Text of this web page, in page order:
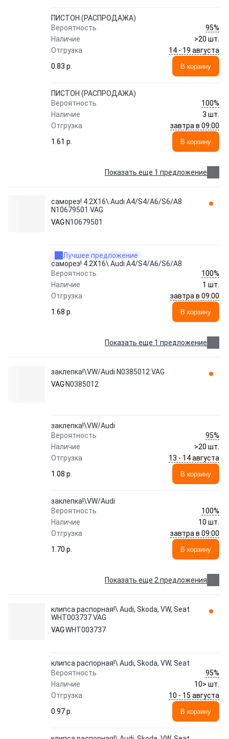
ПИСТОН (РАСПРОДАЖА)
Вероятность
95%
Наличие
>20 шт.
Отгрузка
14 - 19 августа
0.83 p.
В корзину
ПИСТОН (РАСПРОДАЖА)
Вероятность
100%
Наличие
3 шт.
Отгрузка
завтра в 09:00
1.61 p.
В корзину
Показать еще 1 предложение
саморез! 4.2Х16\ Audi A4/S4/A6/S6/A8
N10679501 VAG
VAG N10679501
Лучшее предложение
саморез! 4.2Х16\ Audi A4/S4/A6/S6/A8
Вероятность
100%
Наличие
1 шт.
Отгрузка
завтра в 09:00
1.68 p.
В корзину
Показать еще 1 предложение
заклепка!\VW/Audi N0385012 VAG
VAG N0385012
заклепка!\VW/Audi
Вероятность
95%
Наличие
>20 шт.
Отгрузка
13 - 14 августа
1.08 p.
В корзину
заклепка!\VW/Audi
Вероятность
100%
Наличие
10 шт.
Отгрузка
завтра в 09:00
1.70 p.
В корзину
Показать еще 2 предложения
клипса распорная!\ Audi, Skoda, VW, Seat
WHT003737 VAG
VAGWHT003737
клипса распорная!\ Audi, Skoda, VW, Seat
Вероятность
95%
Наличие
10> шт.
Отгрузка
10 - 15 августа
0.97 p.
В корзину